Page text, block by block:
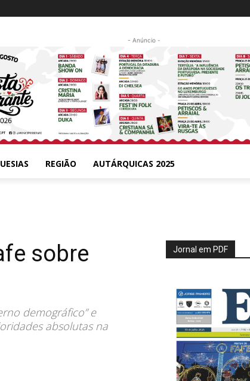
- Anúncio -
REGIÃO AUTÁRQUICAS 2025
sobre
demográfico” e
absolutas na
Jornal em PDF